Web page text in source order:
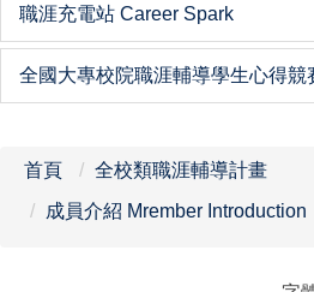
職涯充電站 Career Spark
全國大專校院職涯輔導學生心得競
首頁
全校類職涯輔導計畫
成員介紹 Mrember Introduction